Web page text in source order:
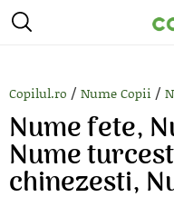
Copilul.ro / Nume Copii /
Nume fete,
Nume
chinezesti,